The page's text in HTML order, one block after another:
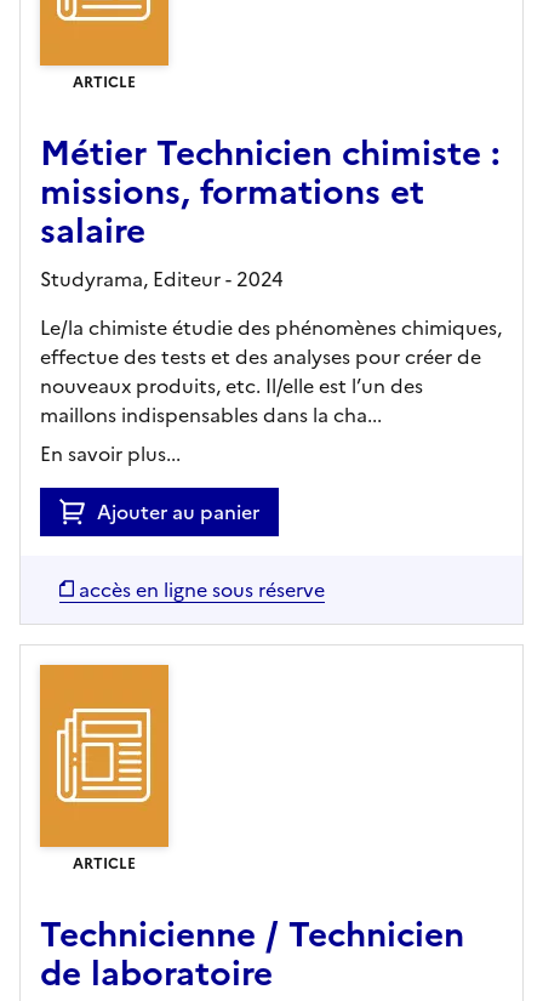
ARTICLE
Métier Technicien chimiste :
missions, formations et
salaire
Studyrama, Editeur- 2024
Le/la chimiste étudie des phénomènes chimiques,
effectue des tests et des analyses pour créer de
nouveaux produits, etc. Il/elle est l’un des
maillons indispensables dans la cha...
En savoir plus...
Ajouter au panier
accès en ligne sous réserve
ARTICLE
Technicienne / Technicien
de laboratoire